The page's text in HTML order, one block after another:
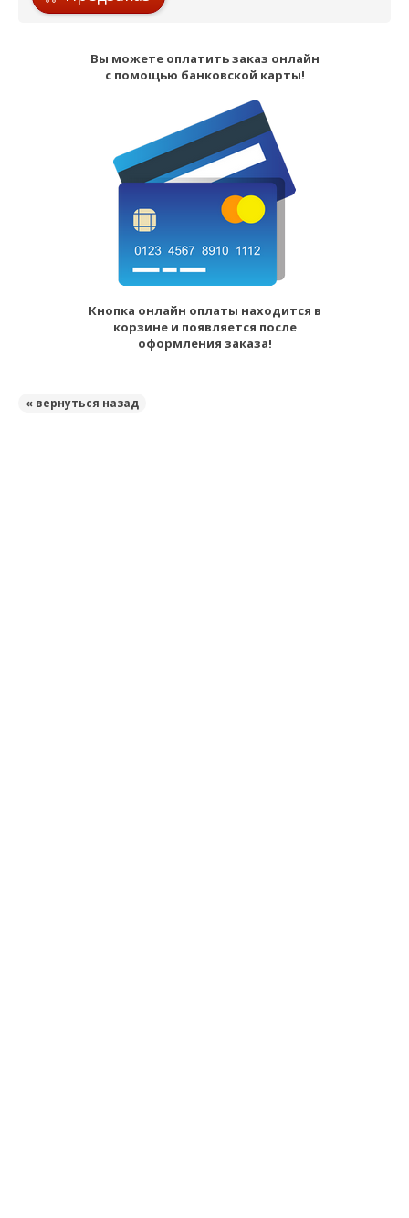
Вы можете оплатить заказ онлайн
с помощью банковской карты!
Кнопка онлайн оплаты находится в
корзине и появляется после
оформления заказа!
« вернуться назад